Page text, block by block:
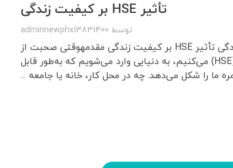
تأثیر HSE بر کیفیت زندگی
توسط adminnewphx13831400
تأثیر HSE بر کیفیت زندگی تأثیر HSE بر کیفیت زندگی مقدمهوقتی صحبت از
سلامت، ایمنی و محیط زیست (HSE) می‌کنیم، به دنیایی وارد می‌شویم که به‌طور قابل
ما را شکل می‌دهد. چه در محل کار، خانه یا جامعه ...